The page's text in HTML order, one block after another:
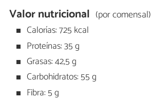
Valor nutricional (por comensal)
Calorías: 725 kcal
Proteínas: 35 g
Grasas: 42,5 g
Carbohidratos: 55 g
Fibra: 5 g